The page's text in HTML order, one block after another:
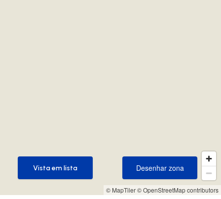
© MapTiler© OpenStreetMap contributors
Desenhar zona
Desenhar zona
Vista em lista
Vista em lista